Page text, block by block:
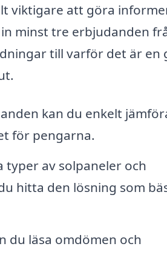
viktigare att göra
minst tre erbjudanden
till varför det är en
kan du enkelt
för pengarna.
typer av solpaneler och
hitta den lösning som
du läsa omdömen och